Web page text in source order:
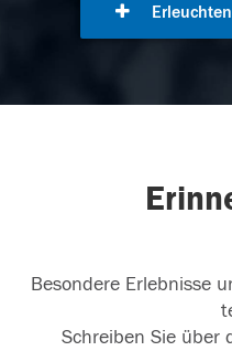
Besondere Erlebnisse
Schreiben Sie über